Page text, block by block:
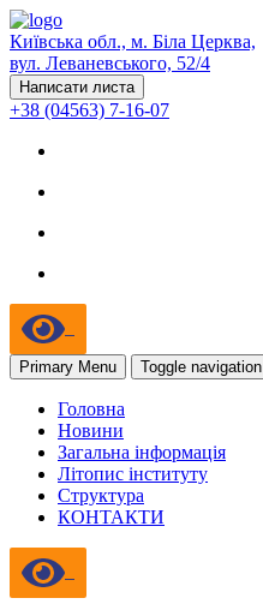
Київська обл., м. Біла Церква,
вул. Леваневського, 52/4
Написати листа
+38 (04563) 7-16-07
Primary Menu Toggle navigation
Головна
Новини
Загальна інформація
Літопис інституту
Структура
КОНТАКТИ